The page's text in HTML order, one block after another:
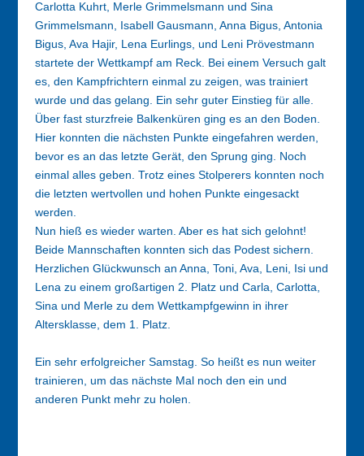
Carlotta Kuhrt, Merle Grimmelsmann und Sina
Grimmelsmann, Isabell Gausmann, Anna Bigus, Antonia
Bigus, Ava Hajir, Lena Eurlings, und Leni Prövestmann
startete der Wettkampf am Reck. Bei einem Versuch galt
es, den Kampfrichtern einmal zu zeigen, was trainiert
wurde und das gelang. Ein sehr guter Einstieg für alle.
Über fast sturzfreie Balkenküren ging es an den Boden.
Hier konnten die nächsten Punkte eingefahren werden,
bevor es an das letzte Gerät, den Sprung ging. Noch
einmal alles geben. Trotz eines Stolperers konnten noch
die letzten wertvollen und hohen Punkte eingesackt
werden.
Nun hieß es wieder warten. Aber es hat sich gelohnt!
Beide Mannschaften konnten sich das Podest sichern.
Herzlichen Glückwunsch an Anna, Toni, Ava, Leni, Isi und
Lena zu einem großartigen 2. Platz und Carla, Carlotta,
Sina und Merle zu dem Wettkampfgewinn in ihrer
Altersklasse, dem 1. Platz.
Ein sehr erfolgreicher Samstag. So heißt es nun weiter
trainieren, um das nächste Mal noch den ein und
anderen Punkt mehr zu holen.